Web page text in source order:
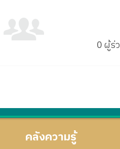
0 ผู้ร่
คลังความรู้